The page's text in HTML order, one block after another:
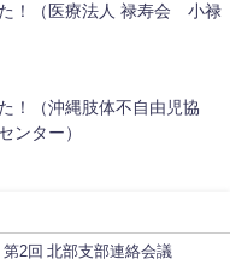
！（医療法人 禄寿会 小禄
！（沖縄肢体不自由児協
ンター）
第2回 北部支部連絡会議